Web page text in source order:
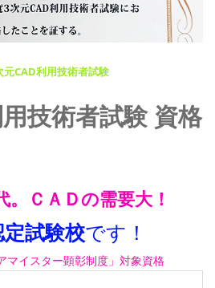
元CAD利用技術者試験
技術者試験 資格
ＣＡＤの需要大！
試験校です！
マイスター顕彰制度」対象資格